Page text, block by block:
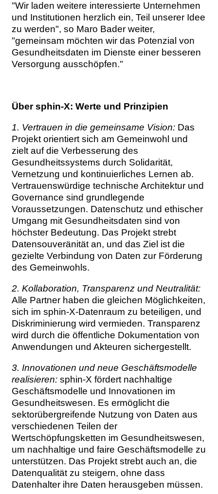
"Wir laden weitere interessierte Unternehmen
und Institutionen herzlich ein, Teil unserer Idee
zu werden", so Maro Bader weiter,
"gemeinsam möchten wir das Potenzial von
Gesundheitsdaten im Dienste einer besseren
Versorgung ausschöpfen."
Über sphin-X: Werte und Prinzipien
1. Vertrauen in die gemeinsame Vision: Das
Projekt orientiert sich am Gemeinwohl und
zielt auf die Verbesserung des
Gesundheitssystems durch Solidarität,
Vernetzung und kontinuierliches Lernen ab.
Vertrauenswürdige technische Architektur und
Governance sind grundlegende
Voraussetzungen. Datenschutz und ethischer
Umgang mit Gesundheitsdaten sind von
höchster Bedeutung. Das Projekt strebt
Datensouveränität an, und das Ziel ist die
gezielte Verbindung von Daten zur Förderung
des Gemeinwohls.
2. Kollaboration, Transparenz und Neutralität:
Alle Partner haben die gleichen Möglichkeiten,
sich im sphin-X-Datenraum zu beteiligen, und
Diskriminierung wird vermieden. Transparenz
wird durch die öffentliche Dokumentation von
Anwendungen und Akteuren sichergestellt.
3. Innovationen und neue Geschäftsmodelle
realisieren: sphin-X fördert nachhaltige
Geschäftsmodelle und Innovationen im
Gesundheitswesen. Es ermöglicht die
sektorübergreifende Nutzung von Daten aus
verschiedenen Teilen der
Wertschöpfungsketten im Gesundheitswesen,
um nachhaltige und faire Geschäftsmodelle zu
unterstützen. Das Projekt strebt auch an, die
Datenqualität zu steigern, ohne dass
Datenhalter ihre Daten herausgeben müssen.